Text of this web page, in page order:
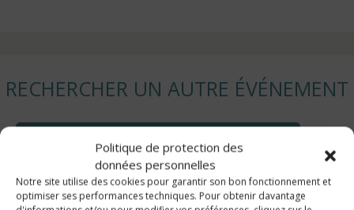
Politique de protection des
données personnelles
Notre site utilise des cookies pour garantir son bon fonctionnement et
optimiser ses performances techniques. Pour obtenir davantage
RECHERCHER UN AUTRE ÉVÉNEMENT